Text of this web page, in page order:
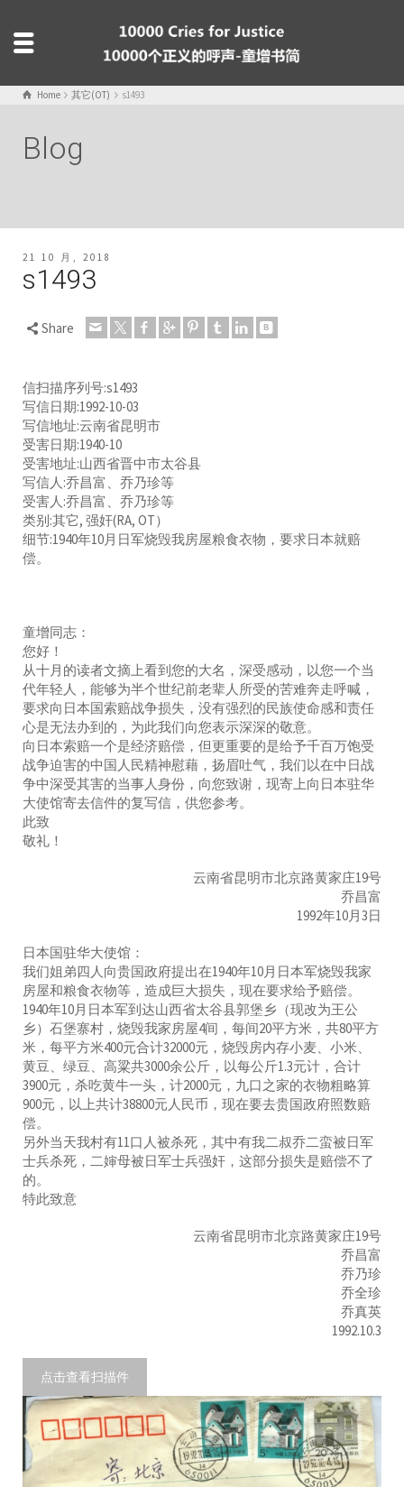
Home 其它(OT) s1493
Blog
21 10 月, 2018
s1493
Share
信扫描序列号:s1493
写信日期:1992-10-03
写信地址:云南省昆明市
受害日期:1940-10
受害地址:山西省晋中市太谷县
写信人:乔昌富、乔乃珍等
受害人:乔昌富、乔乃珍等
类别:其它, 强奸(RA, OT）
细节:1940年10月日军烧毁我房屋粮食衣物，要求日本就赔
偿。
童增同志：
您好！
从十月的读者文摘上看到您的大名，深受感动，以您一个当
代年轻人，能够为半个世纪前老辈人所受的苦难奔走呼喊，
要求向日本国索赔战争损失，没有强烈的民族使命感和责任
心是无法办到的，为此我们向您表示深深的敬意。
向日本索赔一个是经济赔偿，但更重要的是给予千百万饱受
战争迫害的中国人民精神慰藉，扬眉吐气，我们以在中日战
争中深受其害的当事人身份，向您致谢，现寄上向日本驻华
大使馆寄去信件的复写信，供您参考。
此致
敬礼！
云南省昆明市北京路黄家庄19号
乔昌富
1992年10月3日
日本国驻华大使馆：
我们姐弟四人向贵国政府提出在1940年10月日本军烧毁我家
房屋和粮食衣物等，造成巨大损失，现在要求给予赔偿。
1940年10月日本军到达山西省太谷县郭堡乡（现改为王公
乡）石堡寨村，烧毁我家房屋4间，每间20平方米，共80平方
米，每平方米400元合计32000元，烧毁房内存小麦、小米、
黄豆、绿豆、高粱共3000余公斤，以每公斤1.3元计，合计
3900元，杀吃黄牛一头，计2000元，九口之家的衣物粗略算
900元，以上共计38800元人民币，现在要去贵国政府照数赔
偿。
另外当天我村有11口人被杀死，其中有我二叔乔二蛮被日军
士兵杀死，二婶母被日军士兵强奸，这部分损失是赔偿不了
的。
特此致意
云南省昆明市北京路黄家庄19号
乔昌富
乔乃珍
乔全珍
乔真英
1992.10.3